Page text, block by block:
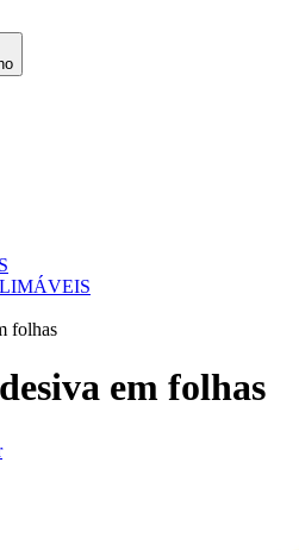
folhas
em folhas